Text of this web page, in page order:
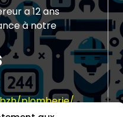
a 12 ans
à notre
plomberie/